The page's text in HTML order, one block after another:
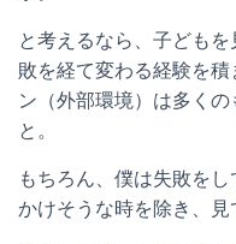
と考えるなら、子ども
敗を経て変わる経験を
ン（外部環境）は多く
と。
もちろん、僕は失敗を
かけそうな時を除き、見